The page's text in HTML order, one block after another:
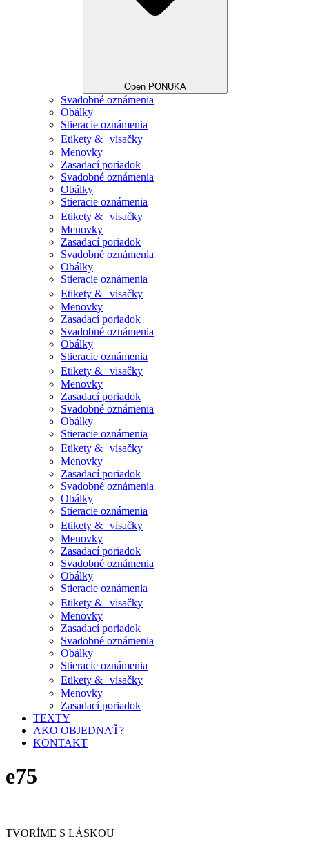
Open PONUKA
Svadobné oznámenia
Obálky
Stieracie oznámenia
Etikety & visačky
Menovky
Zasadací poriadok
Svadobné oznámenia
Obálky
Stieracie oznámenia
Etikety & visačky
Menovky
Zasadací poriadok
Svadobné oznámenia
Obálky
Stieracie oznámenia
Etikety & visačky
Menovky
Zasadací poriadok
Svadobné oznámenia
Obálky
Stieracie oznámenia
Etikety & visačky
Menovky
Zasadací poriadok
Svadobné oznámenia
Obálky
Stieracie oznámenia
Etikety & visačky
Menovky
Zasadací poriadok
Svadobné oznámenia
Obálky
Stieracie oznámenia
Etikety & visačky
Menovky
Zasadací poriadok
Svadobné oznámenia
Obálky
Stieracie oznámenia
Etikety & visačky
Menovky
Zasadací poriadok
Svadobné oznámenia
Obálky
Stieracie oznámenia
Etikety & visačky
Menovky
Zasadací poriadok
TEXTY
AKO OBJEDNAŤ?
KONTAKT
e75
TVORÍME S LÁSKOU